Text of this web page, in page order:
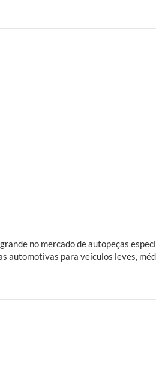
no mercado de autopeças
automotivas para veículos leves,